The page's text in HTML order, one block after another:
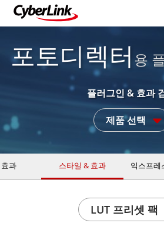
포토디렉터 용
플러그인 & 효과
제품 선택
과 스타일 & 효과 익스프레
LUT 프리셋 팩